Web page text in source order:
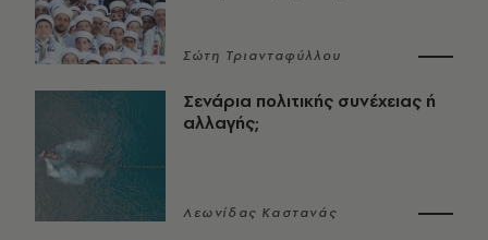
Σώτη Τριανταφύλλου
Σενάρια πολιτικής συνέχειας ή
αλλαγής;
Λεωνίδας Καστανάς